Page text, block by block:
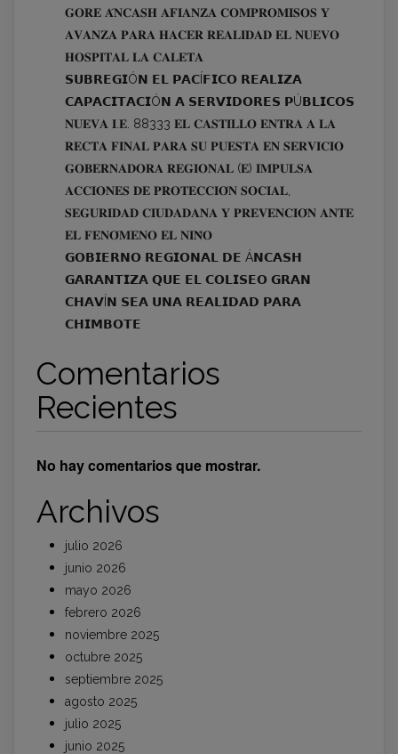
𝐆𝐎𝐑𝐄 𝐀́𝐍𝐂𝐀𝐒𝐇 𝐀𝐅𝐈𝐀𝐍𝐙𝐀 𝐂𝐎𝐌𝐏𝐑𝐎𝐌𝐈𝐒𝐎𝐒 𝐘
𝐀𝐕𝐀𝐍𝐙𝐀 𝐏𝐀𝐑𝐀 𝐇𝐀𝐂𝐄𝐑 𝐑𝐄𝐀𝐋𝐈𝐃𝐀𝐃 𝐄𝐋 𝐍𝐔𝐄𝐕𝐎
𝐇𝐎𝐒𝐏𝐈𝐓𝐀𝐋 𝐋𝐀 𝐂𝐀𝐋𝐄𝐓𝐀
𝗦𝗨𝗕𝗥𝗘𝗚𝗜Ó𝗡 𝗘𝗟 𝗣𝗔𝗖Í𝗙𝗜𝗖𝗢 𝗥𝗘𝗔𝗟𝗜𝗭𝗔
𝗖𝗔𝗣𝗔𝗖𝗜𝗧𝗔𝗖𝗜Ó𝗡 𝗔 𝗦𝗘𝗥𝗩𝗜𝗗𝗢𝗥𝗘𝗦 𝗣Ú𝗕𝗟𝗜𝗖𝗢𝗦
𝐍𝐔𝐄𝐕𝐀 𝐈.𝐄. 88333 𝐄𝐋 𝐂𝐀𝐒𝐓𝐈𝐋𝐋𝐎 𝐄𝐍𝐓𝐑𝐀 𝐀 𝐋𝐀
𝐑𝐄𝐂𝐓𝐀 𝐅𝐈𝐍𝐀𝐋 𝐏𝐀𝐑𝐀 𝐒𝐔 𝐏𝐔𝐄𝐒𝐓𝐀 𝐄𝐍 𝐒𝐄𝐑𝐕𝐈𝐂𝐈𝐎
𝐆𝐎𝐁𝐄𝐑𝐍𝐀𝐃𝐎𝐑𝐀 𝐑𝐄𝐆𝐈𝐎𝐍𝐀𝐋 (𝐄) 𝐈𝐌𝐏𝐔𝐋𝐒𝐀
𝐀𝐂𝐂𝐈𝐎𝐍𝐄𝐒 𝐃𝐄 𝐏𝐑𝐎𝐓𝐄𝐂𝐂𝐈𝐎́𝐍 𝐒𝐎𝐂𝐈𝐀𝐋,
𝐒𝐄𝐆𝐔𝐑𝐈𝐃𝐀𝐃 𝐂𝐈𝐔𝐃𝐀𝐃𝐀𝐍𝐀 𝐘 𝐏𝐑𝐄𝐕𝐄𝐍𝐂𝐈𝐎́𝐍 𝐀𝐍𝐓𝐄
𝐄𝐋 𝐅𝐄𝐍𝐎́𝐌𝐄𝐍𝐎 𝐄𝐋 𝐍𝐈𝐍̃𝐎
𝗚𝗢𝗕𝗜𝗘𝗥𝗡𝗢 𝗥𝗘𝗚𝗜𝗢𝗡𝗔𝗟 𝗗𝗘 Á𝗡𝗖𝗔𝗦𝗛
𝗚𝗔𝗥𝗔𝗡𝗧𝗜𝗭𝗔 𝗤𝗨𝗘 𝗘𝗟 𝗖𝗢𝗟𝗜𝗦𝗘𝗢 𝗚𝗥𝗔𝗡
𝗖𝗛𝗔𝗩Í𝗡 𝗦𝗘𝗔 𝗨𝗡𝗔 𝗥𝗘𝗔𝗟𝗜𝗗𝗔𝗗 𝗣𝗔𝗥𝗔
𝗖𝗛𝗜𝗠𝗕𝗢𝗧𝗘
Comentarios
Recientes
No hay comentarios que mostrar.
Archivos
julio 2026
junio 2026
mayo 2026
febrero 2026
noviembre 2025
octubre 2025
septiembre 2025
agosto 2025
julio 2025
junio 2025